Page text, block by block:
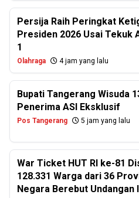
Persija Raih Peringkat
Presiden 2026 Usai Tekuk
1
Olahraga 4 jam yang lalu
Bupati Tangerang Wisuda
Penerima ASI Eksklusif
Pos Tangerang 5 jam yang lalu
War Ticket HUT RI ke-81
128.331 Warga dari 36
Negara Berebut Undangan